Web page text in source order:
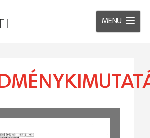
MENÜ